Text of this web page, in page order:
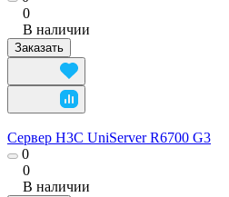
0
В наличии
Заказать
Сервер H3C UniServer R6700 G3
0
0
В наличии